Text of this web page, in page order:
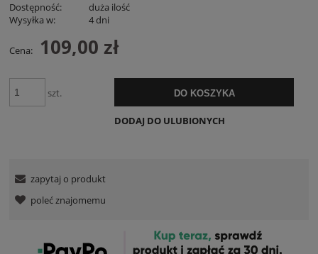
Dostępność:
duża ilość
Wysyłka w:
4 dni
Cena: 109,00 zł
szt. DO KOSZYKA
DODAJ DO ULUBIONYCH
zapytaj o produkt
poleć znajomemu